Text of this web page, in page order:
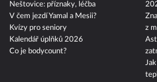
Neštovice: příznaky, léčba
V čem jezdí Yamal a Mesii?
Kvízy pro seniory
Kalendář úplňků 2026
Co je bodycount?
z